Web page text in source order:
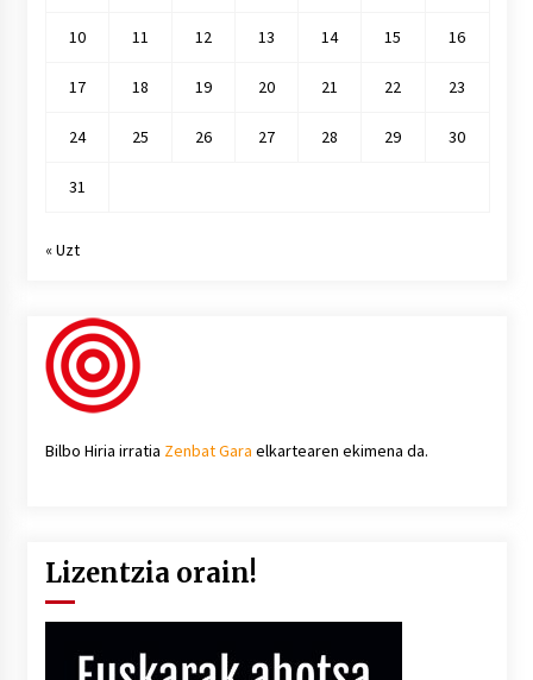
10 11 12 13 14 15 16
17 18 19 20 21 22 23
24 25 26 27 28 29 30
31
« Uzt
Bilbo Hiria irratia Zenbat Gara elkartearen ekimena da.
Lizentzia orain!